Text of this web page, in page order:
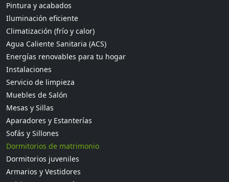
Pintura y acabados
Iluminación eficiente
Climatización (frío y calor)
Agua Caliente Sanitaria (ACS)
Energías renovables para tu hogar
Instalaciones
Servicio de limpieza
Muebles de Salón
Mesas y Sillas
Aparadores y Estanterías
Sofás y Sillones
Dormitorios de matrimonio
Dormitorios juveniles
Armarios y Vestidores